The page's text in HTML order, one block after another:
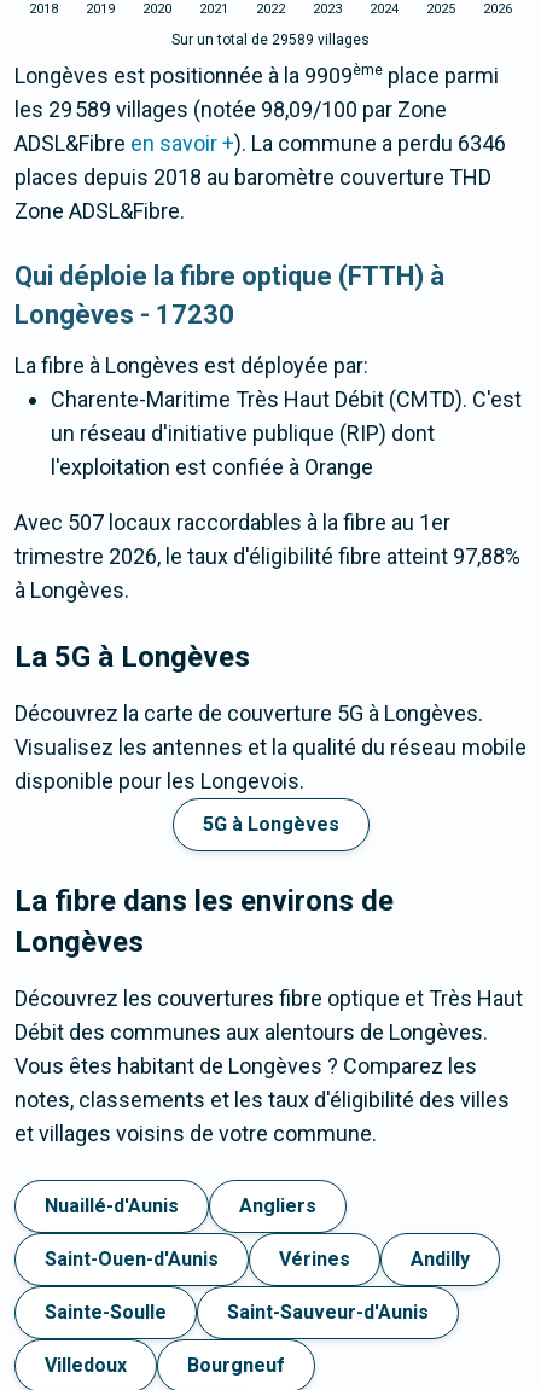
2018 2019 2020 2021 2022 2023 2024 2025 2026
Sur un total de 29589 villages
Longèves est positionnée à la 9909ème place parmi
les 29 589 villages (notée 98,09/100 par Zone
ADSL&Fibre en savoir +). La commune a perdu 6346
places depuis 2018 au baromètre couverture THD
Zone ADSL&Fibre.
Qui déploie la fibre optique (FTTH) à
Longèves - 17230
La fibre à Longèves est déployée par:
Charente-Maritime Très Haut Débit (CMTD). C'est
un réseau d'initiative publique (RIP) dont
l'exploitation est confiée à Orange
Avec 507 locaux raccordables à la fibre au 1er
trimestre 2026, le taux d'éligibilité fibre atteint 97,88%
à Longèves.
La 5G à Longèves
Découvrez la carte de couverture 5G à Longèves.
Visualisez les antennes et la qualité du réseau mobile
disponible pour les Longevois.
5G à Longèves
La fibre dans les environs de
Longèves
Découvrez les couvertures fibre optique et Très Haut
Débit des communes aux alentours de Longèves.
Vous êtes habitant de Longèves ? Comparez les
notes, classements et les taux d'éligibilité des villes
et villages voisins de votre commune.
Nuaillé-d'Aunis Angliers
Saint-Ouen-d'Aunis Vérines Andilly
Sainte-Soulle Saint-Sauveur-d'Aunis
Villedoux Bourgneuf